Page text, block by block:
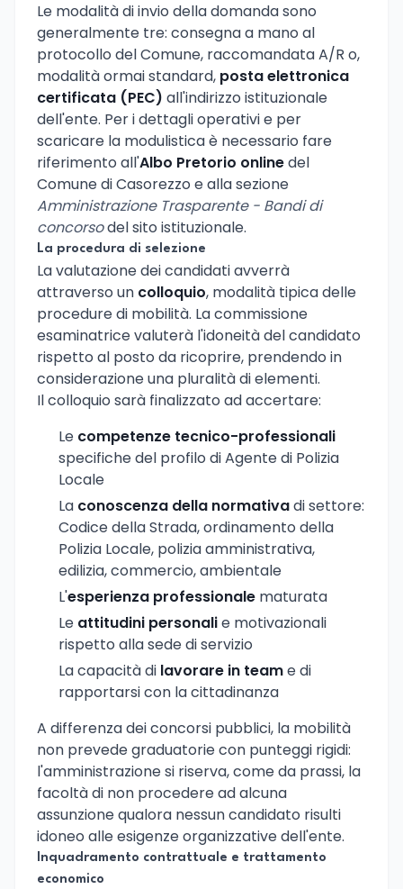
Le modalità di invio della domanda sono
generalmente tre: consegna a mano al
protocollo del Comune, raccomandata A/R o,
modalità ormai standard, posta elettronica
certificata (PEC) all'indirizzo istituzionale
dell'ente. Per i dettagli operativi e per
scaricare la modulistica è necessario fare
riferimento all'Albo Pretorio onlinedel
Comune di Casorezzo e alla sezione
Amministrazione Trasparente - Bandi di
concorsodel sito istituzionale.
La procedura di selezione
La valutazione dei candidati avverrà
attraverso un colloquio, modalità tipica delle
procedure di mobilità. La commissione
esaminatrice valuterà l'idoneità del candidato
rispetto al posto da ricoprire, prendendo in
considerazione una pluralità di elementi.
Il colloquio sarà finalizzato ad accertare:
Le competenze tecnico-professionali
specifiche del profilo di Agente di Polizia
Locale
La conoscenza della normativadi settore:
Codice della Strada, ordinamento della
Polizia Locale, polizia amministrativa,
edilizia, commercio, ambientale
L'esperienza professionale maturata
Le attitudini personalie motivazionali
rispetto alla sede di servizio
La capacità di lavorare in teame di
rapportarsi con la cittadinanza
A differenza dei concorsi pubblici, la mobilità
non prevede graduatorie con punteggi rigidi:
l'amministrazione si riserva, come da prassi, la
facoltà di non procedere ad alcuna
assunzione qualora nessun candidato risulti
idoneo alle esigenze organizzative dell'ente.
Inquadramento contrattuale e trattamento
economico